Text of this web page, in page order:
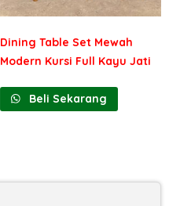
Dining Table Set Mewah
Modern Kursi Full Kayu Jati
Beli Sekarang